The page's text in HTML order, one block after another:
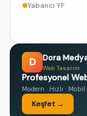
Yabancı YF
D Dora
Web Tasarım
Profesyonel
Modern · Hızlı ·
Keşfet →